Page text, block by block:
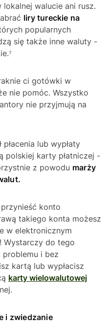
walucie ani rusz.
liry tureckie na
popularnych
się także inne waluty -
ci gotówki w
nie pomóc. Wszystko
nie przyjmują na
lub wypłaty
polskiej karty płatniczej -
z powodu marży
konto
takiego konta możesz
w elektronicznym
Wystarczy do tego
problemu i bez
kartą lub wypłacisz
karty wielowalutowej
i zwiedzanie